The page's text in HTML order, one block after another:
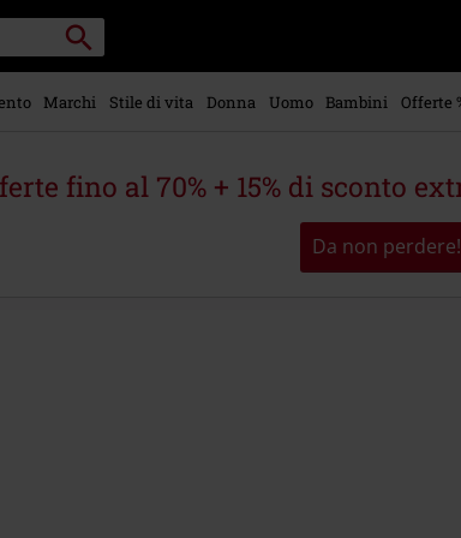
Cerca
Punto
di
ritiro
Marchi Stile di vita Donna Uomo Bambini Offerte
fino al 70% + 15% di sconto
Da non perdere!